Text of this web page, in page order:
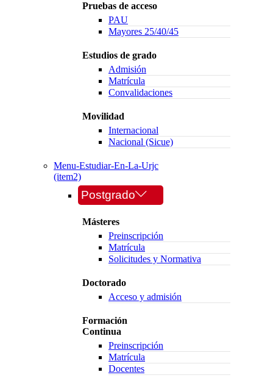
Pruebas de acceso
PAU
Mayores 25/40/45
Estudios de grado
Admisión
Matrícula
Convalidaciones
Movilidad
Internacional
Nacional (Sicue)
Menu-Estudiar-En-La-Urjc
(item2)
Postgrado
Másteres
Preinscripción
Matrícula
Solicitudes y Normativa
Doctorado
Acceso y admisión
Formación
Continua
Preinscripción
Matrícula
Docentes